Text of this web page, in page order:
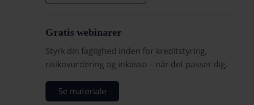
Gratis webinarer
Styrk din faglighed inden for kreditstyring,
risikovurdering og inkasso – når det passer dig.
Se materiale